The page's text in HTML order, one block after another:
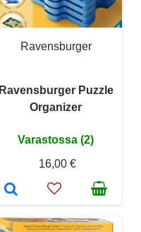
Ravensburger
Ravensburger Puzzle
Organizer
Varastossa (2)
16,00 €